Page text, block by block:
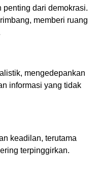
penting dari demokrasi.
memberi ruang
mengedepankan
informasi yang tidak
keadilan, terutama
terpinggirkan.